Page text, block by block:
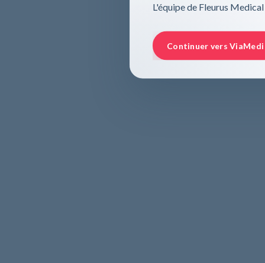
L'équipe de Fleurus Medical
Continuer vers ViaMedi